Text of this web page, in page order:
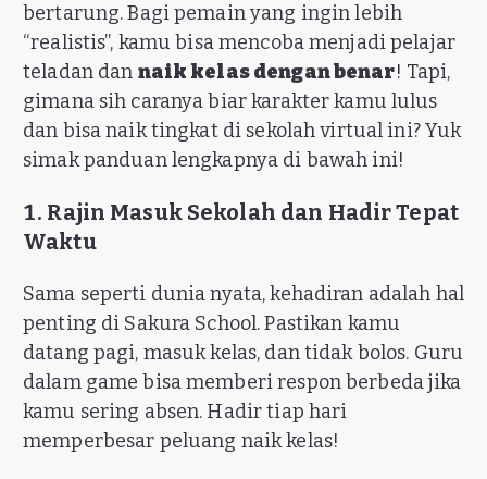
bertarung. Bagi pemain yang ingin lebih
“realistis”, kamu bisa mencoba menjadi pelajar
teladan dan naik kelas dengan benar! Tapi,
gimana sih caranya biar karakter kamu lulus
dan bisa naik tingkat di sekolah virtual ini? Yuk
simak panduan lengkapnya di bawah ini!
1. Rajin Masuk Sekolah dan Hadir Tepat
Waktu
Sama seperti dunia nyata, kehadiran adalah hal
penting di Sakura School. Pastikan kamu
datang pagi, masuk kelas, dan tidak bolos. Guru
dalam game bisa memberi respon berbeda jika
kamu sering absen. Hadir tiap hari
memperbesar peluang naik kelas!